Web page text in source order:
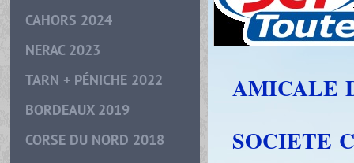
CAHORS 2024
NERAC 2023
TARN + PÉNICHE 2022
BORDEAUX 2019
CORSE DU NORD 2018
AMICALE
SOCIETE